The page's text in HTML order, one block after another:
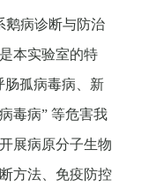
鹅病诊断与防治
本实验室的特
肠孤病毒病、新
毒病” 等危害我
展病原分子生物
方法、免疫防控